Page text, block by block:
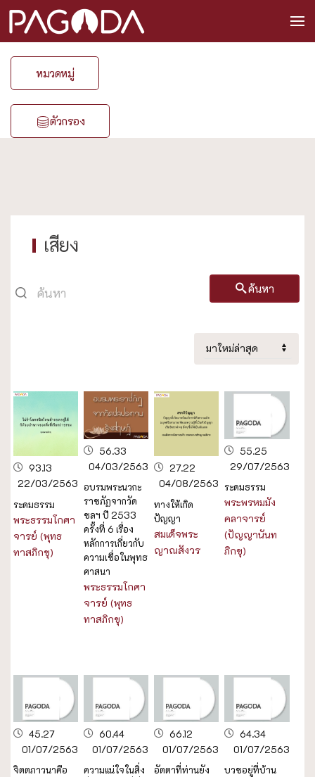
หมวดหมู่
ตัวกรอง
เสียง
ค้นหา
93.13
22/03/2563
ระดมธรรม
พระธรรมโกศา
จารย์ (พุทธ
ทาสภิกขุ)
56.33
04/03/2563
อบรมพระนวกะ
ราชภัฏจากวัด
ชลฯ ปี 2533
ครั้งที่ 6 เรื่อง
หลักการเกี่ยวกับ
ความเชื่อในพุทธ
ศาสนา
พระธรรมโกศา
จารย์ (พุทธ
ทาสภิกขุ)
27.22
04/08/2563
ทางให้เกิด
ปัญญา
สมเด็จพระ
ญาณสังวร
55.25
29/07/2563
ระดมธรรม
พระพรหมมัง
คลาจารย์
(ปัญญานันท
ภิกขุ)
45.27
01/07/2563
จิตตภาวนาคือ
60.44
01/07/2563
ความแน่ใจในสิ่ง
66.12
01/07/2563
อัตตาที่ท่านยัง
64.34
01/07/2563
บวชอยู่ที่บ้าน